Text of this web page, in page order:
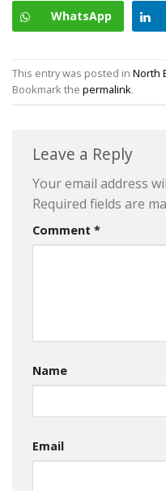
WhatsApp
This entry was posted in North
Bookmark the permalink.
Leave a Reply
Your email address
Required fields are
Comment *
Name
Email